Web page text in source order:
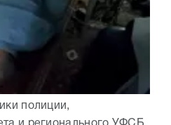
полиции,